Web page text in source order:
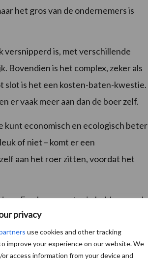
privacy
use cookies and other tracking
improve your experience on our website. We
access information from your device and
het gros van de ondernemers is
versnipperd is, met verschillende
Bovendien is het complex, zeker als
slot is het een kosten-baten-kwestie.
er vaak meer aan dan de boer zelf.
kunt economisch en ecologisch beter
of niet – komt er een
aan het roer zitten, voordat het
Een boer moet grip hebben op al
worden als de boer daar
in de Gedragscode Datagebruik
de gedragscode streven we naar